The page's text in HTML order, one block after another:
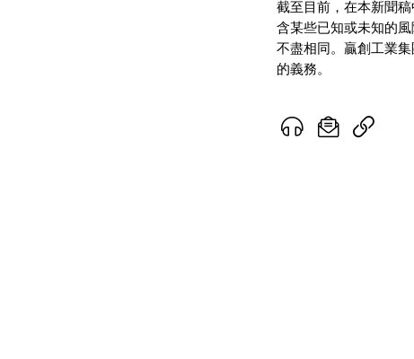
截至目前，在本新聞
含某些已知或未知的
不盡相同。贏創工業
的義務。